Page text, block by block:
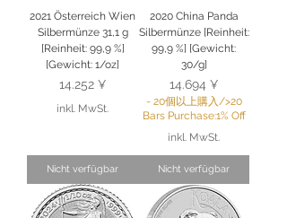
2021 Österreich Wien
Silbermünze 31,1 g
[Reinheit: 99,9 %]
[Gewicht: 1/oz]
Preis
14.252 ¥
inkl. MwSt.
Nicht verfügbar
2020 China Panda
Silbermünze [Reinheit:
99,9 %] [Gewicht:
30/g]
Preis
14.694 ¥
- 20個以上購入/>20
Bars Purchase:1% Off
inkl. MwSt.
Nicht verfügbar